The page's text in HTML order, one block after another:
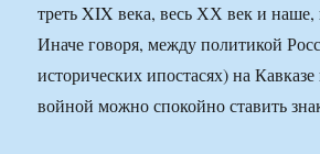
треть XIX века, весь ХХ век и
Иначе говоря, между политикой
исторических ипостасях) на
войной можно спокойно ставить